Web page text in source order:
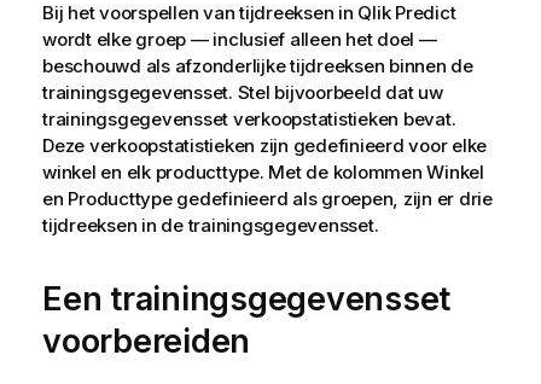
Bij het voorspellen van tijdreeksen in Qlik Predict
wordt elke groep — inclusief alleen het doel —
beschouwd als afzonderlijke tijdreeksen binnen de
trainingsgegevensset. Stel bijvoorbeeld dat uw
trainingsgegevensset verkoopstatistieken bevat.
Deze verkoopstatistieken zijn gedefinieerd voor elke
winkel en elk producttype. Met de kolommen Winkel
en Producttype gedefinieerd als groepen, zijn er drie
tijdreeksen in de trainingsgegevensset.
Een trainingsgegevensset
voorbereiden